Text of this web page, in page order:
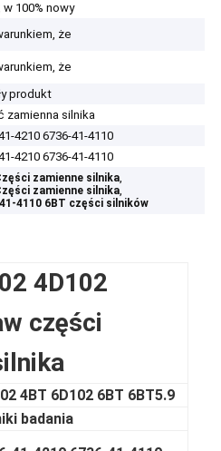
w 100% nowy
że
że
produkt
zamienna silnika
4210 6736-41-4110
4210 6736-41-4110
zamienne silnika,
zamienne silnika,
4110 6BT części silników
4D102
części
4BT 6D102 6BT 6BT5.9
badania